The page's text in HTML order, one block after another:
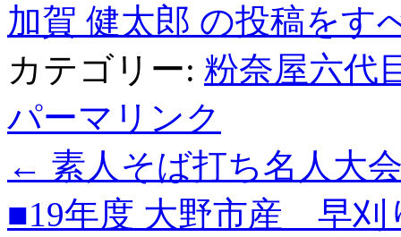
加賀 健太郎 の投稿をす
カテゴリー: 粉奈屋六代
パーマリンク
← 素人そば打ち名人大
■19年度 大野市産 早刈